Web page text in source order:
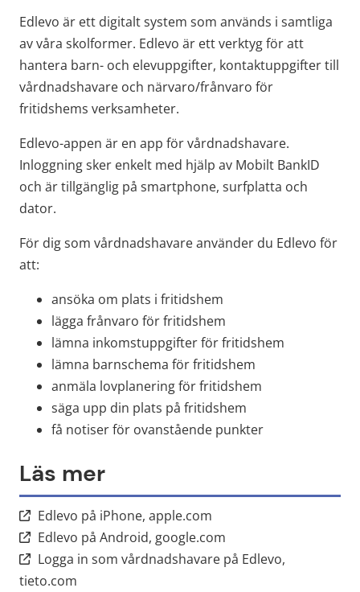
Edlevo är ett digitalt system som används i samtliga
av våra skolformer. Edlevo är ett verktyg för att
hantera barn- och elevuppgifter, kontaktuppgifter till
vårdnadshavare och närvaro/frånvaro för
fritidshems verksamheter.
Edlevo-appen är en app för vårdnadshavare.
Inloggning sker enkelt med hjälp av Mobilt BankID
och är tillgänglig på smartphone, surfplatta och
dator.
För dig som vårdnadshavare använder du Edlevo för
att:
ansöka om plats i fritidshem
lägga frånvaro för fritidshem
lämna inkomstuppgifter för fritidshem
lämna barnschema för fritidshem
anmäla lovplanering för fritidshem
säga upp din plats på fritidshem
få notiser för ovanstående punkter
Läs mer
Edlevo på iPhone, apple.com
Edlevo på Android, google.com
Logga in som vårdnadshavare på Edlevo,
tieto.com